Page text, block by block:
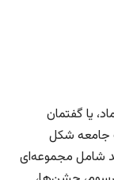
یا گفتمان
جامعه شکل
شامل مجموعه‌ای